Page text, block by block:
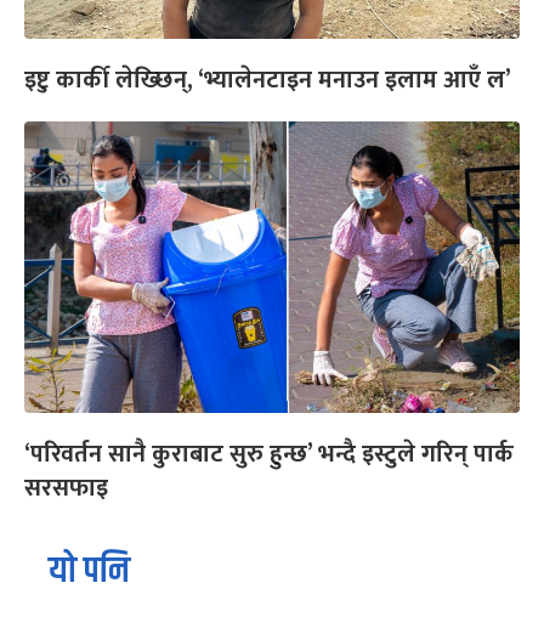
इष्टु कार्की लेख्छिन्, ‘भ्यालेनटाइन मनाउन इलाम आएँ ल’
‘परिवर्तन सानै कुराबाट सुरु हुन्छ’ भन्दै इस्टुले गरिन् पार्क
सरसफाइ
यो पनि